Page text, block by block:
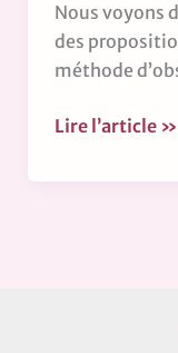
Nous voyons
des
méthode
Lire l’article »